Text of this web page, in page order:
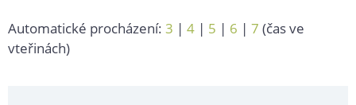
Automatické procházení: 3 | 4 | 5 | 6 | 7 (čas ve
vteřinách)